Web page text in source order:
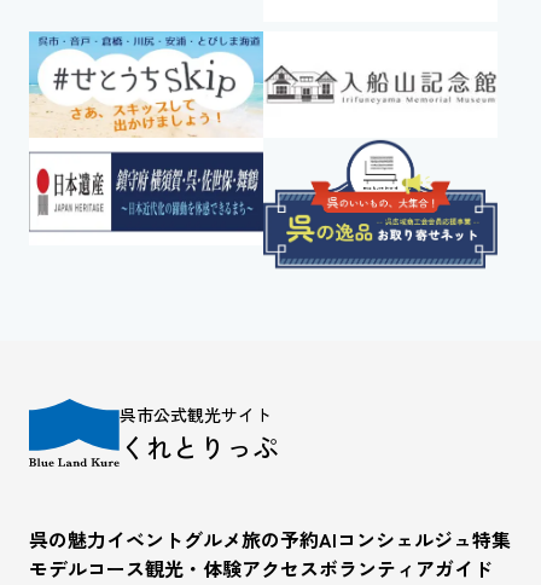
呉市公式観光サイト
くれとりっぷ
呉の魅力イベントグルメ旅の予約AIコンシェルジュ特集
モデルコース観光・体験アクセスボランティアガイド